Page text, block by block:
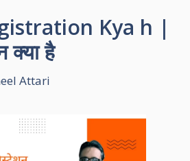
Kya h |
क्या है
Attari